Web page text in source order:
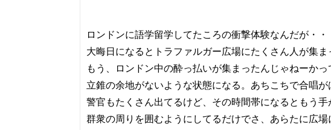
ロンドンに語学留学してたころの衝撃体験なんだが・・
大晦日になるとトラファルガー広場にたくさん人が集
もう、ロンドン中の酔っ払いが集まったんじゃねーか
立錐の余地がないような状態になる。あちこちで合唱
警官もたくさん出てるけど、その時間帯になるともう手
群衆の周りを囲むようにしてるだけでさ、あらたに広